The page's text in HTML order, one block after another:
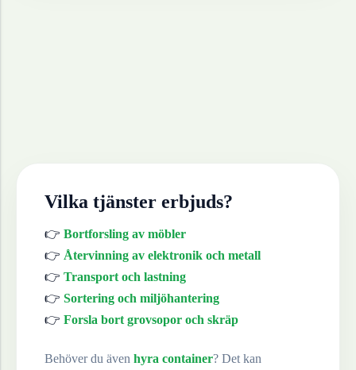
Vilka tjänster erbjuds?
👉 Bortforsling av möbler
👉 Återvinning av elektronik och metall
👉 Transport och lastning
👉 Sortering och miljöhantering
👉 Forsla bort grovsopor och skräp
Behöver du även hyra container? Det kan